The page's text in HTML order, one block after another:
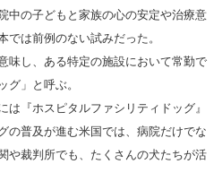
中の子どもと家族の心の安定や治療意
は前例のない試みだった。
味し、ある特定の施設において常勤で
グ」と呼ぶ。
は『ホスピタルファシリティドッグ』
の普及が進む米国では、病院だけでな
や裁判所でも、たくさんの犬たちが活